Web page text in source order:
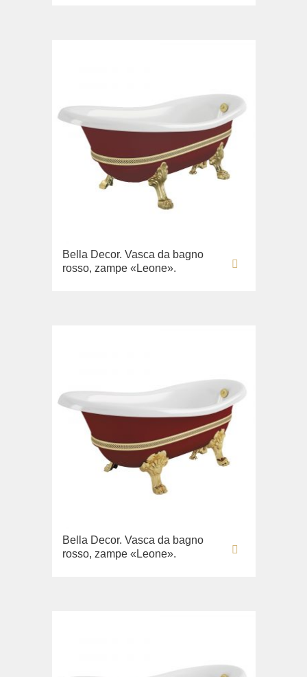
Bella Decor. Vasca da bagno
rosso, zampe «Leone».
Bella Decor. Vasca da bagno
rosso, zampe «Leone».